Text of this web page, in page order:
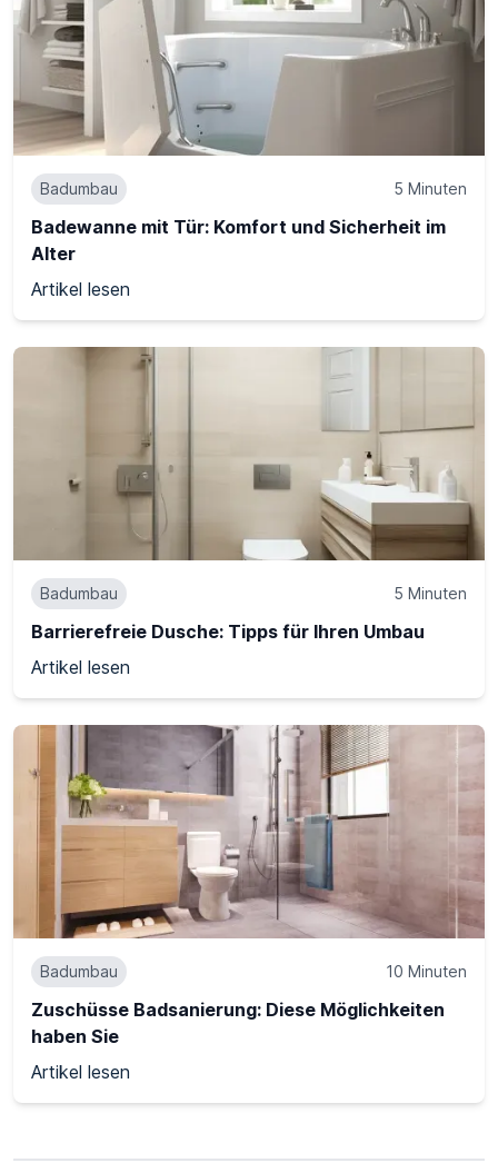
Badumbau 5 Minuten
Badewanne mit Tür: Komfort und Sicherheit im
Alter
Artikel lesen
Badumbau 5 Minuten
Barrierefreie Dusche: Tipps für Ihren Umbau
Artikel lesen
Badumbau 10 Minuten
Zuschüsse Badsanierung: Diese Möglichkeiten
haben Sie
Artikel lesen